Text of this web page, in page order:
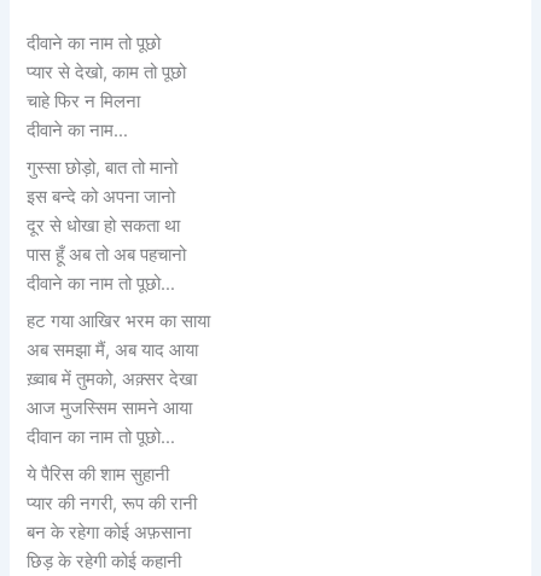
दीवाने का नाम तो पूछो
प्यार से देखो, काम तो पूछो
चाहे फिर न मिलना
दीवाने का नाम…
गुस्सा छोड़ो, बात तो मानो
इस बन्दे को अपना जानो
दूर से धोखा हो सकता था
पास हूँ अब तो अब पहचानो
दीवाने का नाम तो पूछो…
हट गया आखिर भरम का साया
अब समझा मैं, अब याद आया
ख़्वाब में तुमको, अक़्सर देखा
आज मुजस्सिम सामने आया
दीवान का नाम तो पूछो…
ये पैरिस की शाम सुहानी
प्यार की नगरी, रूप की रानी
बन के रहेगा कोई अफ़साना
छिड़ के रहेगी कोई कहानी